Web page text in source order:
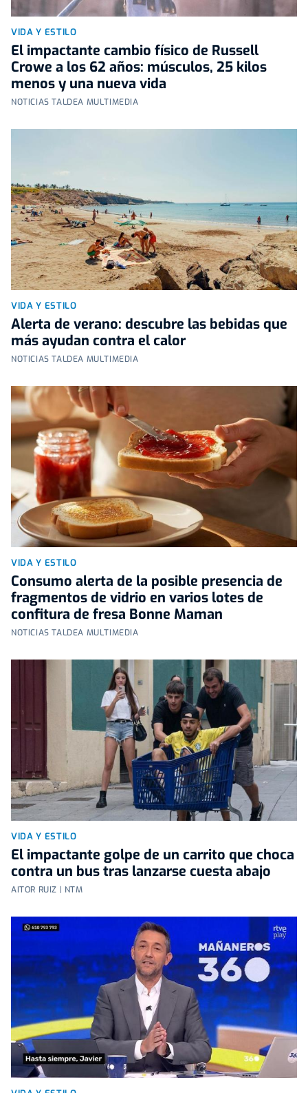
VIDA Y ESTILO
El impactante cambio físico de Russell
Crowe a los 62 años: músculos, 25 kilos
menos y una nueva vida
NOTICIAS TALDEA MULTIMEDIA
VIDA Y ESTILO
Alerta de verano: descubre las bebidas que
más ayudan contra el calor
NOTICIAS TALDEA MULTIMEDIA
VIDA Y ESTILO
Consumo alerta de la posible presencia de
fragmentos de vidrio en varios lotes de
confitura de fresa Bonne Maman
NOTICIAS TALDEA MULTIMEDIA
VIDA Y ESTILO
El impactante golpe de un carrito que choca
contra un bus tras lanzarse cuesta abajo
AITOR RUIZ | NTM